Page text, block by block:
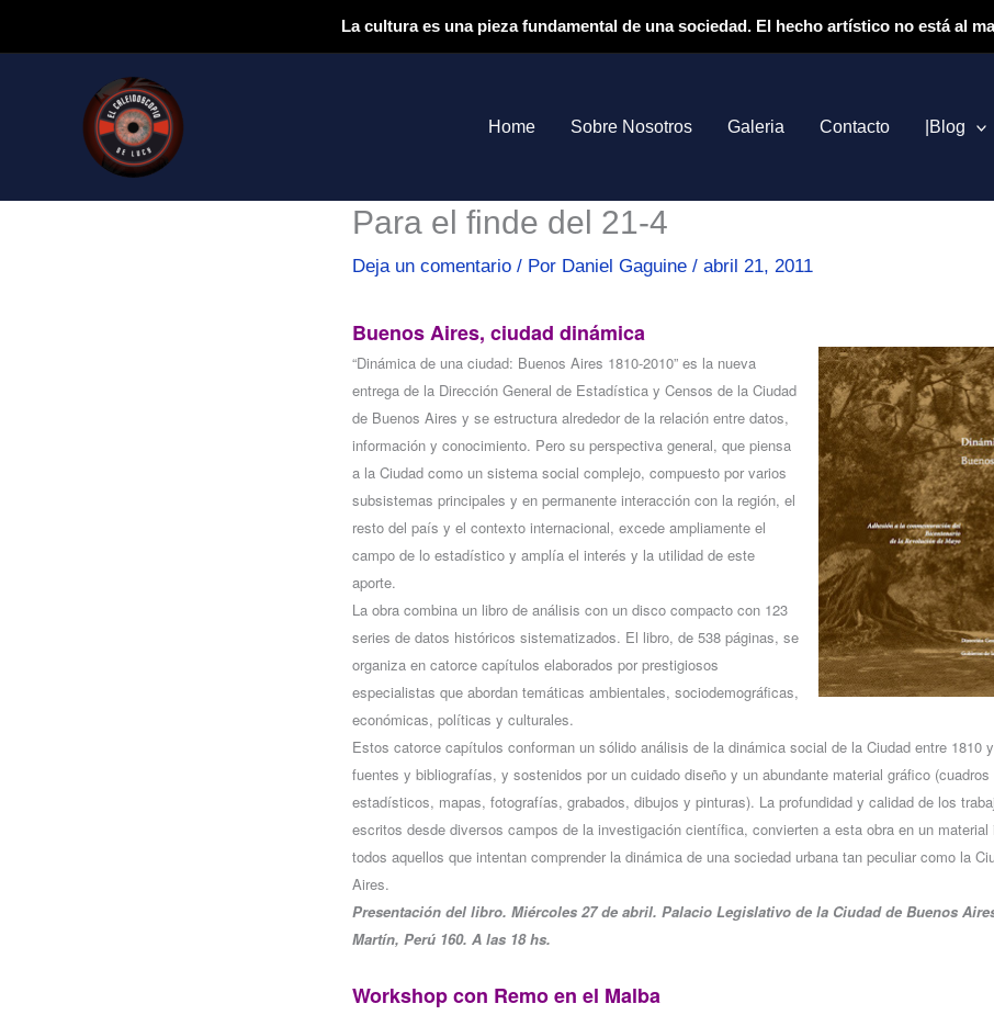
contenido
La cultura es una pieza fundamental de una sociedad. El hecho artístico no está al
Home Sobre Nosotros Galeria Contacto |Blog
Para el finde del 21-4
Deja un comentario / Por Daniel Gaguine / abril 21, 2011
Buenos Aires, ciudad dinámica
“Dinámica de una ciudad: Buenos Aires 1810-2010” es la nueva
entrega de la Dirección General de Estadística y Censos de la Ciudad
de Buenos Aires y se estructura alrededor de la relación entre datos,
información y conocimiento. Pero su perspectiva general, que piensa
a la Ciudad como un sistema social complejo, compuesto por varios
subsistemas principales y en permanente interacción con la región, el
resto del país y el contexto internacional, excede ampliamente el
campo de lo estadístico y amplía el interés y la utilidad de este
aporte.
La obra combina un libro de análisis con un disco compacto con 123
series de datos históricos sistematizados. El libro, de 538 páginas, se
organiza en catorce capítulos elaborados por prestigiosos
especialistas que abordan temáticas ambientales, sociodemográficas,
económicas, políticas y culturales.
Estos catorce capítulos conforman un sólido análisis de la dinámica social de la Ciudad entre 1810
fuentes y bibliografías, y sostenidos por un cuidado diseño y un abundante material gráfico
estadísticos, mapas, fotografías, grabados, dibujos y pinturas). La profundidad y calidad de los
escritos desde diversos campos de la investigación científica, convierten a esta obra en un material
todos aquellos que intentan comprender la dinámica de una sociedad urbana tan peculiar como la
Aires.
Presentación del libro. Miércoles 27 de abril. Palacio Legislativo de la Ciudad de Buenos
Martín, Perú 160. A las 18 hs.
Workshop con Remo en el Malba